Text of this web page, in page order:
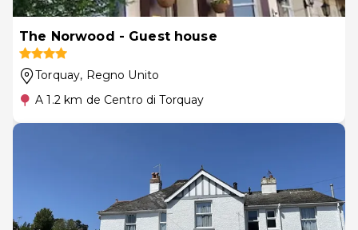
The Norwood - Guest house
Torquay, Regno Unito
A 1.2 km de Centro di Torquay